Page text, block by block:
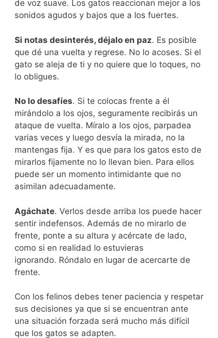
de voz suave. Los gatos reaccionan mejor a los
sonidos agudos y bajos que a los fuertes.
Si notas desinterés, déjalo en paz. Es posible
que dé una vuelta y regrese. No lo acoses. Si el
gato se aleja de ti y no quiere que lo toques, no
lo obligues.
No lo desafíes. Si te colocas frente a él
mirándolo a los ojos, seguramente recibirás un
ataque de vuelta. Míralo a los ojos, parpadea
varias veces y luego desvía la mirada, no la
mantengas fija. Y es que para los gatos esto de
mirarlos fijamente no lo llevan bien. Para ellos
puede ser un momento intimidante que no
asimilan adecuadamente.
Agáchate. Verlos desde arriba los puede hacer
sentir indefensos. Además de no mirarlo de
frente, ponte a su altura y acércate de lado,
como si en realidad lo estuvieras
ignorando. Róndalo en lugar de acercarte de
frente.
Con los felinos debes tener paciencia y respetar
sus decisiones ya que si se encuentran ante
una situación forzada será mucho más difícil
que los gatos se adapten.